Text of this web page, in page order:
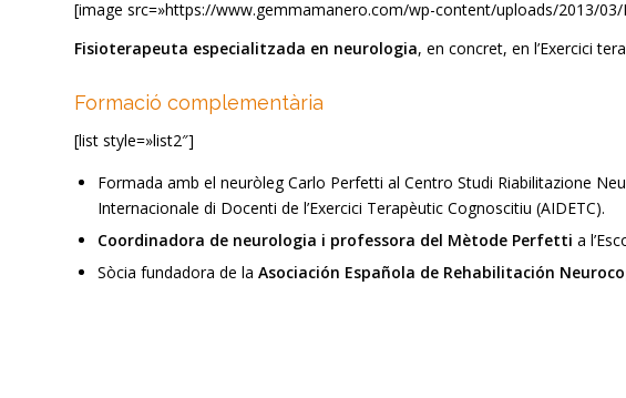
[image src=»https://www.gemmamanero.com/wp-content/uploads/2013/03/
Fisioterapeuta especialitzada en neurologia, en concret, en l’Exercici
Formació complementària
[list style=»list2″]
Formada amb el neuròleg Carlo Perfetti al Centro Studi Riabilitazione
Internacionale di Docenti de l’Exercici Terapèutic Cognoscitiu (AIDETC).
Coordinadora de neurologia i professora del Mètode Perfetti a
Sòcia fundadora de la Asociación Española de Rehabilitación